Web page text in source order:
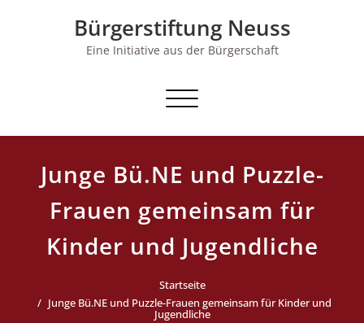
Bürgerstiftung Neuss
Eine Initiative aus der Bürgerschaft
Schalte Navigation
Junge Bü.NE und Puzzle-
Frauen gemeinsam für
Kinder und Jugendliche
Startseite
Junge Bü.NE und Puzzle-Frauen gemeinsam für Kinder und
Jugendliche